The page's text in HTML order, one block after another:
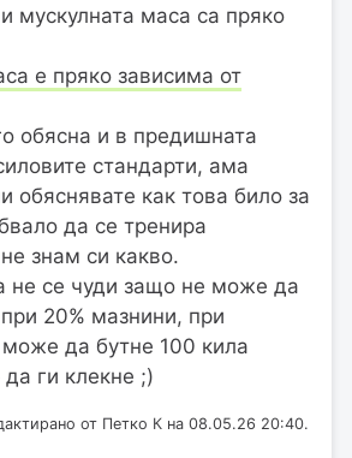
мускулната маса са пряко
е пряко зависима от
обясна и в предишната
стандарти, ама
обяснявате как това било за
да се тренира
знам си какво.
не се чуди защо не може да
20% мазнини, при
да бутне 100 кила
ги клекне ;)
от Петко К на 08.05.26 20:40.